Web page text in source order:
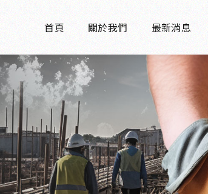
首頁 關於我們 最新消息